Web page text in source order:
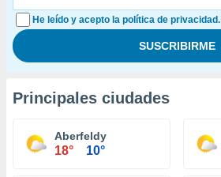
He leído y acepto la política de privacidad.
Principales ciudades
Aberfeldy
18° 10°